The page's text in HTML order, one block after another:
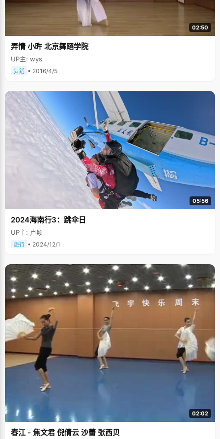
02:50
弄情 小旿 北京舞蹈学院
UP主: wys
舞蹈 • 2016/4/5
05:56
2024海南行3：跳伞日
UP主: 卢颖
旅行 • 2024/12/1
02:02
春江 - 焦文君 倪倩云 沙蕾 张西贝